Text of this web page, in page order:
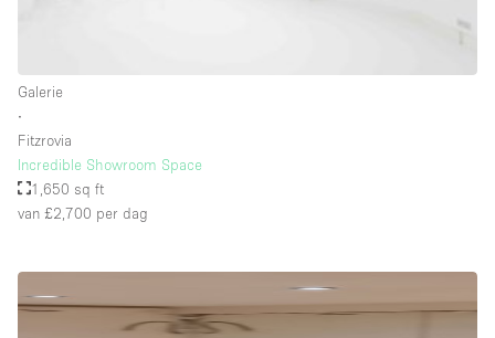
Tuin
Verlichting
Voorraadkamer
Water Access
Galerie
∙
Fitzrovia
Incredible Showroom Space
1,650 sq ft
van £2,700 per dag